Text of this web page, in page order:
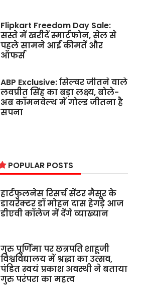
Flipkart Freedom Day Sale:
सस्ते में खरीदें स्मार्टफोन, सेल से
पहले सामने आईं कीमतें और
ऑफर्स
ABP Exclusive: सिल्वर जीतने वाले
लवप्रीत सिंह का बड़ा लक्ष्य, बोले-
अब कॉमनवेल्थ में गोल्ड जीतना है
सपना
POPULAR POSTS
हार्टफुलनेस रिसर्च सेंटर मैसूर के
डायरेक्टर डॉ मोहन दास हेगड़े आज
डीएवी कॉलेज में देंगे व्याख्यान
गुरु पूर्णिमा पर छत्रपति शाहूजी
विश्वविद्यालय में श्रद्धा का उत्सव,
पंडित स्वयं प्रकाश अवस्थी ने बताया
गुरु परंपरा का महत्व